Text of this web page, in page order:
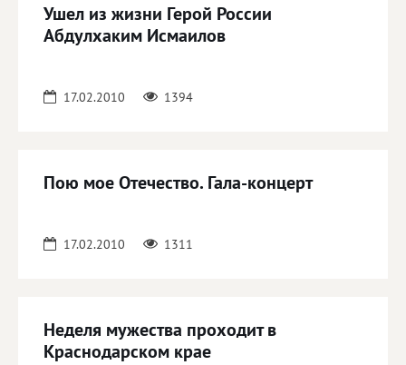
Ушел из жизни Герой России
Абдулхаким Исмаилов
17.02.2010 1394
Пою мое Отечество. Гала-концерт
17.02.2010 1311
Неделя мужества проходит в
Краснодарском крае